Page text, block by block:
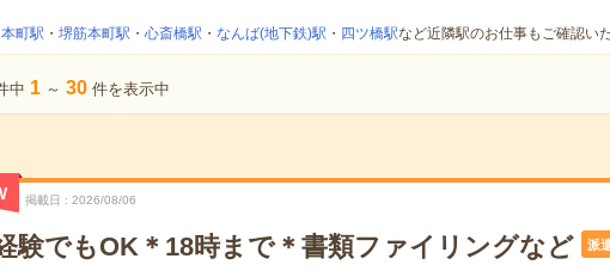
本町駅 ・ 堺筋本町駅 ・ 心斎橋駅 ・ なんば(地下鉄)駅 ・ 四ツ橋駅など近隣駅のお仕事もご確認い
中 1 ～ 30 件を表示中
掲載日 2026/08/06
験でもOK＊18時まで＊書類ファイリングなど 派